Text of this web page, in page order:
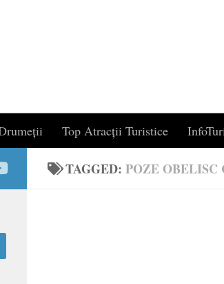
Top Atracții Turistice
TAGGED:POZE OBELISC